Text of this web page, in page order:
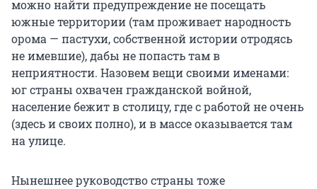
можно найти предупреждение не посещать
южные территории (там проживает народность
орома — пастухи, собственной истории отродясь
не имевшие), дабы не попасть там в
неприятности. Назовем вещи своими именами:
юг страны охвачен гражданской войной,
население бежит в столицу, где с работой не очень
(здесь и своих полно), и в массе оказывается там
на улице.
Нынешнее руководство страны тоже